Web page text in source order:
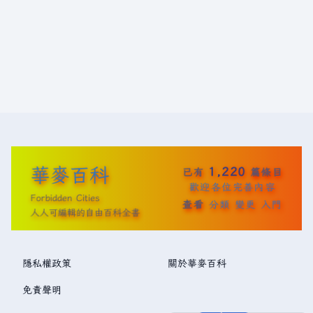
華麥百科
Forbidden Cities
人人可編輯的自由百科全書
已有 1,220 篇條目
歡迎各位完善內容
查看 分類 變更 入門
隱私權政策 關於華麥百科
免責聲明